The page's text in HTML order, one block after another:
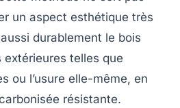
un aspect esthétique très
durablement le bois
telles que
ou l’usure elle-même, en
résistante.